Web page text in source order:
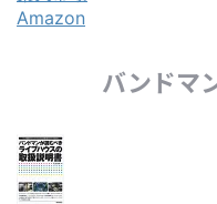
Amazon
バンドマ